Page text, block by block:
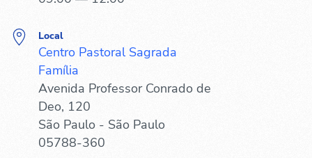
Local
Centro Pastoral Sagrada
Família
Avenida Professor Conrado de
Deo, 120
São Paulo - São Paulo
05788-360